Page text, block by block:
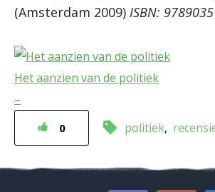
(Amsterdam 2009) ISBN:
Het aanzien van de politiek
–
0 politiek